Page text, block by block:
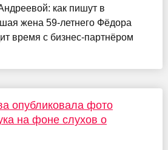
как пишут в
жена 59-летнего Фёдора
время с бизнес-партнёром
опубликовала фото
на фоне слухов о